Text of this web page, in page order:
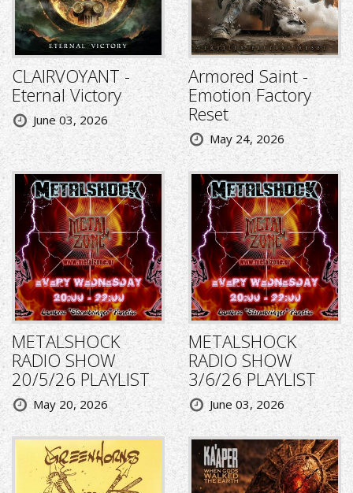
CLAIRVOYANT -
Eternal Victory
June 03, 2026
Armored Saint -
Emotion Factory
Reset
May 24, 2026
METALSHOCK
RADIO SHOW
20/5/26 PLAYLIST
May 20, 2026
METALSHOCK
RADIO SHOW
3/6/26 PLAYLIST
June 03, 2026